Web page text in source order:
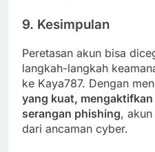
9. Kesimpulan
Peretasan akun bisa
langkah-langkah
ke Kaya787. Dengan
yang kuat,
serangan phishing,
dari ancaman cyber.